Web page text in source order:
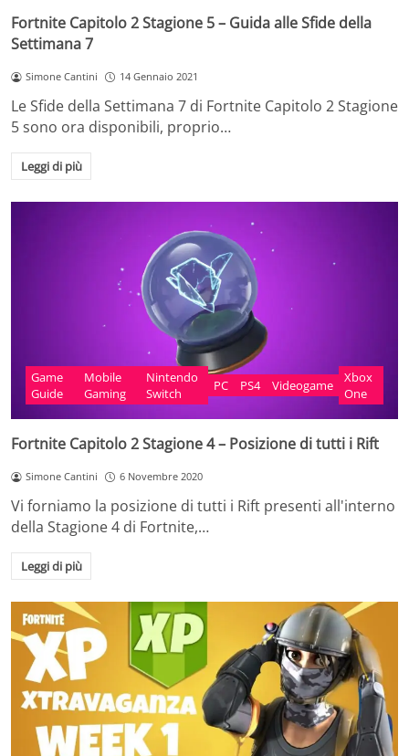
Fortnite Capitolo 2 Stagione 5 – Guida alle Sfide della
Settimana 7
Simone Cantini 14 Gennaio 2021
Le Sfide della Settimana 7 di Fortnite Capitolo 2 Stagione
5 sono ora disponibili, proprio…
Leggi di più
Game
Guide
Mobile
Gaming
Nintendo
Switch
PC PS4 Videogame
Xbox
One
Fortnite Capitolo 2 Stagione 4 – Posizione di tutti i Rift
Simone Cantini 6 Novembre 2020
Vi forniamo la posizione di tutti i Rift presenti all'interno
della Stagione 4 di Fortnite,…
Leggi di più